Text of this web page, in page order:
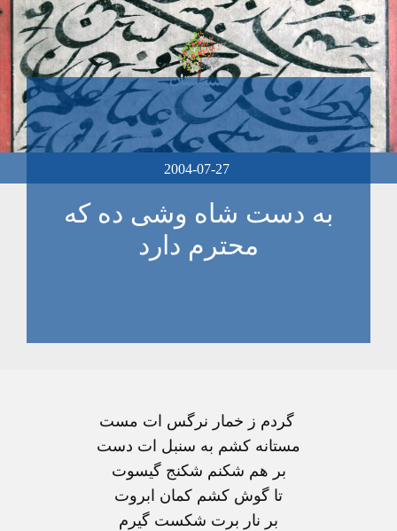
2004-07-27
به دست شاه وشی ده که
محترم دارد
گردم ز خمار نرگس ات مست
مستانه کشم به سنبل ات دست
بر هم شکنم شکنج گيسوت
تا گوش کشم کمان ابروت
بر نار برت شکست گيرم